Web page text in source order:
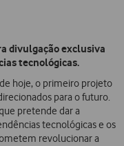
divulgação exclusiva
tecnológicas.
hoje, o primeiro projeto
para o futuro.
pretende dar a
tecnológicas e os
revolucionar a